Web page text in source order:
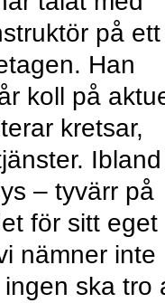
på ett
Han
koll på
kretsar,
Ibland
– tyvärr på
för sitt eget
nämner inte
ska tro